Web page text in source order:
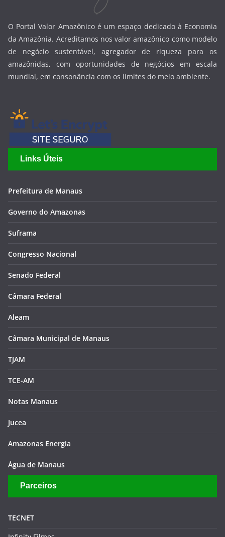
O Portal Valor Amazônico é um espaço dedicado à Economia
da Amazônia. Acreditamos nos valor amazônico como modelo
de negócio sustentável, agregador de riqueza para os
amazônidas, com oportunidades de negócios em escala
mundial, em consonância com os limites do meio ambiente.
Links Úteis
Prefeitura de Manaus
Governo do Amazonas
Suframa
Congresso Nacional
Senado Federal
Câmara Federal
Aleam
Câmara Municipal de Manaus
TJAM
TCE-AM
Notas Manaus
Jucea
Amazonas Energia
Água de Manaus
Parceiros
TECNET